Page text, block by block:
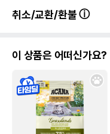
취소/교환/환불
이 상품은 어떠신가요?